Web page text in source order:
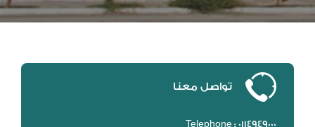
MYACS
DL تواصل معنا
Telephone : 0114949000